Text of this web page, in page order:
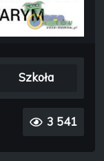
Szkoła
3 541